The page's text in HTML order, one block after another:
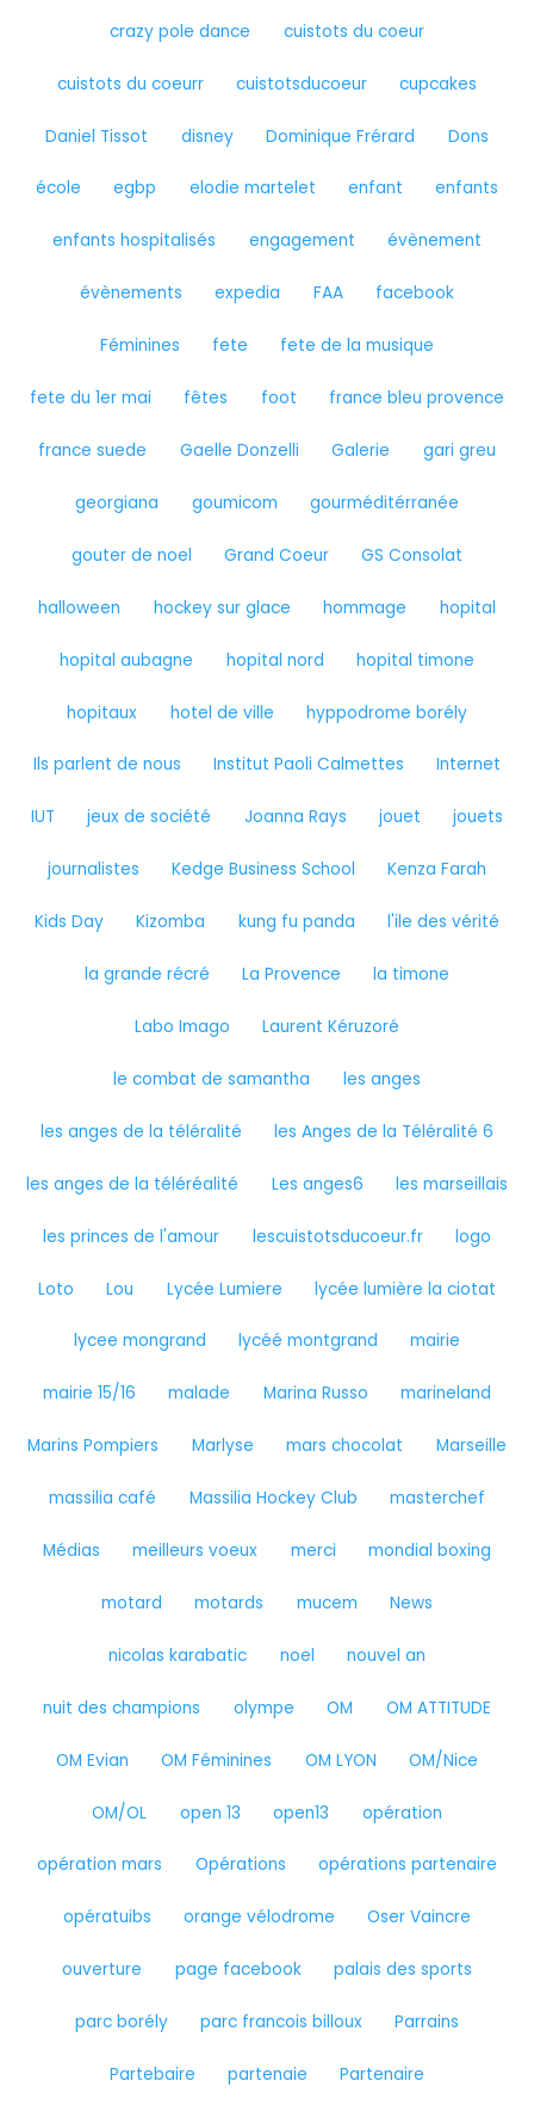
crazy pole dance cuistots du coeur
cuistots du coeurr cuistotsducoeur cupcakes
Daniel Tissot disney Dominique Frérard Dons
école egbp elodie martelet enfant enfants
enfants hospitalisés engagement évènement
évènements expedia FAA facebook
Féminines fete fete de la musique
fete du 1er mai fêtes foot france bleu provence
france suede Gaelle Donzelli Galerie gari greu
georgiana goumicom gourméditérranée
gouter de noel Grand Coeur GS Consolat
halloween hockey sur glace hommage hopital
hopital aubagne hopital nord hopital timone
hopitaux hotel de ville hyppodrome borély
Ils parlent de nous Institut Paoli Calmettes Internet
IUT jeux de société Joanna Rays jouet jouets
journalistes Kedge Business School Kenza Farah
Kids Day Kizomba kung fu panda l'ile des vérité
la grande récré La Provence la timone
Labo Imago Laurent Kéruzoré
le combat de samantha les anges
les anges de la téléralité les Anges de la Téléralité 6
les anges de la téléréalité Les anges6 les marseillais
les princes de l'amour lescuistotsducoeur.fr logo
Loto Lou Lycée Lumiere lycée lumière la ciotat
lycee mongrand lycéé montgrand mairie
mairie 15/16 malade Marina Russo marineland
Marins Pompiers Marlyse mars chocolat Marseille
massilia café Massilia Hockey Club masterchef
Médias meilleurs voeux merci mondial boxing
motard motards mucem News
nicolas karabatic noel nouvel an
nuit des champions olympe OM OM ATTITUDE
OM Evian OM Féminines OM LYON OM/Nice
OM/OL open 13 open13 opération
opération mars Opérations opérations partenaire
opératuibs orange vélodrome Oser Vaincre
ouverture page facebook palais des sports
parc borély parc francois billoux Parrains
Partebaire partenaie Partenaire